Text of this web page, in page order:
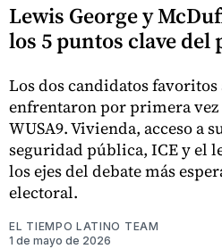
Lewis George y
los 5 puntos clave
Los dos candidatos favoritos
enfrentaron por primera vez
WUSA9. Vivienda, acceso a
seguridad pública, ICE y el
los ejes del debate más
electoral.
EL TIEMPO LATINO TEAM
1 de mayo de 2026